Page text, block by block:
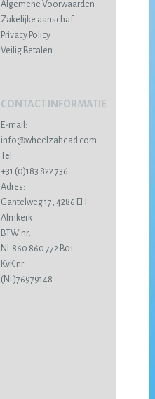
Algemene Voorwaarden
Zakelijke aanschaf
Privacy Policy
Veilig Betalen
CONTACT INFORMATIE
E-mail:
info@wheelzahead.com
Tel:
+31 (0)183 822 736
Adres:
Gantelweg 17, 4286 EH
Almkerk
BTW nr:
NL 860 860 772 B01
KvK nr:
(NL)76979148